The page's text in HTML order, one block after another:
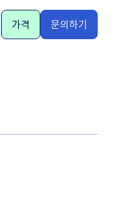
가격 문의하기